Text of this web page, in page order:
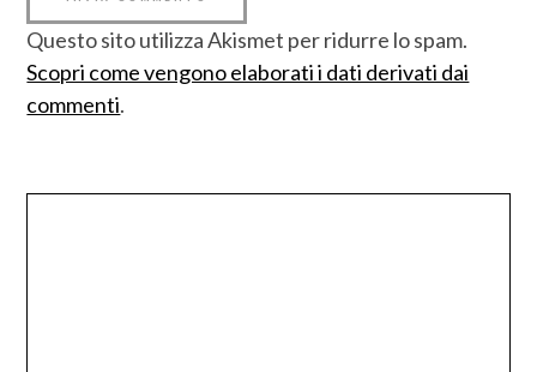
Questo sito utilizza Akismet per ridurre lo spam.
Scopri come vengono elaborati i dati derivati dai
commenti.